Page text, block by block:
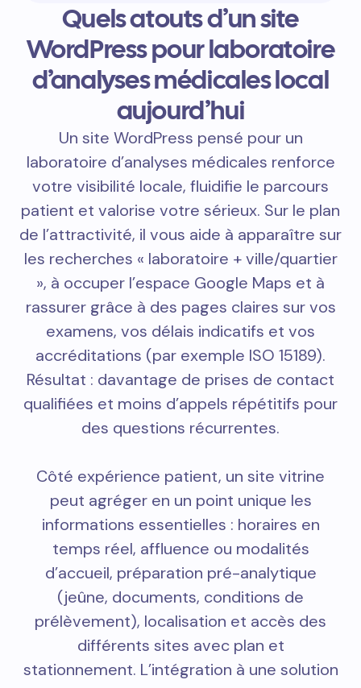
Quels atouts d’un site
WordPress pour laboratoire
d’analyses médicales local
aujourd’hui
Un site WordPress pensé pour un
laboratoire d’analyses médicales renforce
votre visibilité locale, fluidifie le parcours
patient et valorise votre sérieux. Sur le plan
de l’attractivité, il vous aide à apparaître sur
les recherches « laboratoire + ville/quartier
», à occuper l’espace Google Maps et à
rassurer grâce à des pages claires sur vos
examens, vos délais indicatifs et vos
accréditations (par exemple ISO 15189).
Résultat : davantage de prises de contact
qualifiées et moins d’appels répétitifs pour
des questions récurrentes.
Côté expérience patient, un site vitrine
peut agréger en un point unique les
informations essentielles : horaires en
temps réel, affluence ou modalités
d’accueil, préparation pré-analytique
(jeûne, documents, conditions de
prélèvement), localisation et accès des
différents sites avec plan et
stationnement. L’intégration à une solution